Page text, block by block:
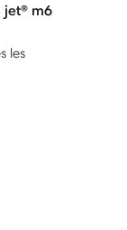
jet® m6
les